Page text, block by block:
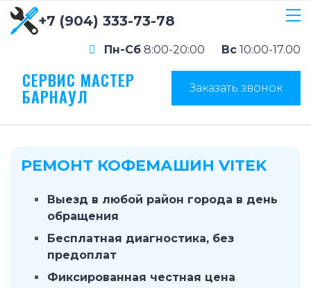
+7 (904) 333-73-78
Пн-Сб 8:00-20:00 Вс 10:00-17.00
СЕРВИС МАСТЕР
БАРНАУЛ Заказать звонок
РЕМОНТ КОФЕМАШИН VITEK
Выезд в любой район города в день
обращения
Бесплатная диагностика, без
предоплат
Фиксированная честная цена